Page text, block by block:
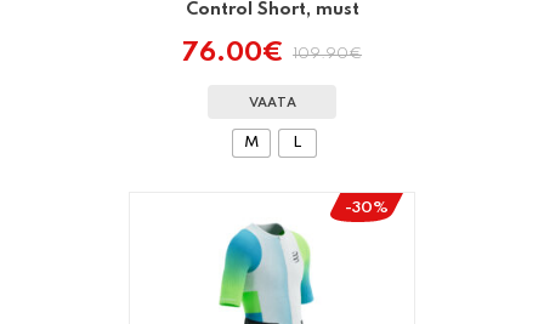
Control Short, must
109.90€
Algne
oli:
109.90€.
76.00€Praegune
on:
76.00€.
VAATA
M L
-30%